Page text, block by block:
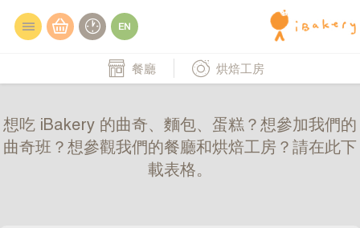
餐廳 烘焙工房
想吃 iBakery 的曲奇、麵包、蛋糕？想參加我們的
曲奇班？想參觀我們的餐廳和烘焙工房？請在此下
載表格。